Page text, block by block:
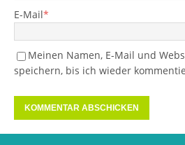
E-Mail*
Meinen Namen, E-Mail und
speichern, bis ich wieder